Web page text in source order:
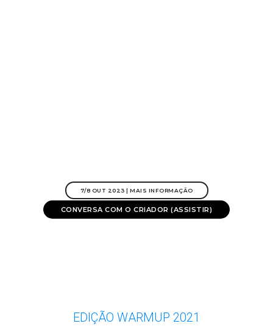
7/8 OUT 2023 | MAIS INFORMAÇÃO
CONVERSA COM O CRIADOR (ASSISTIR)
EDIÇÃO WARMUP 2021